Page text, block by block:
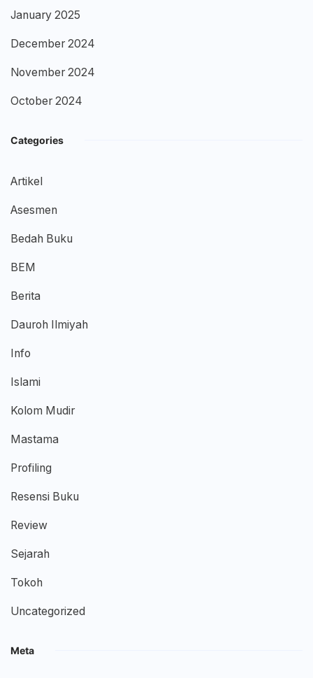
January 2025
December 2024
November 2024
October 2024
Categories
Artikel
Asesmen
Bedah Buku
BEM
Berita
Dauroh Ilmiyah
Info
Islami
Kolom Mudir
Mastama
Profiling
Resensi Buku
Review
Sejarah
Tokoh
Uncategorized
Meta